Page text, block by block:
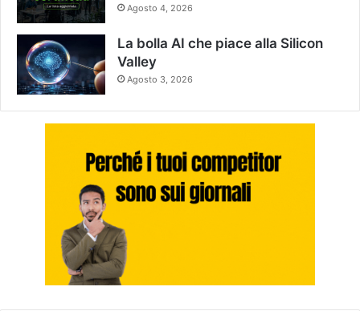
Agosto 4, 2026
La bolla AI che piace alla Silicon
Valley
Agosto 3, 2026